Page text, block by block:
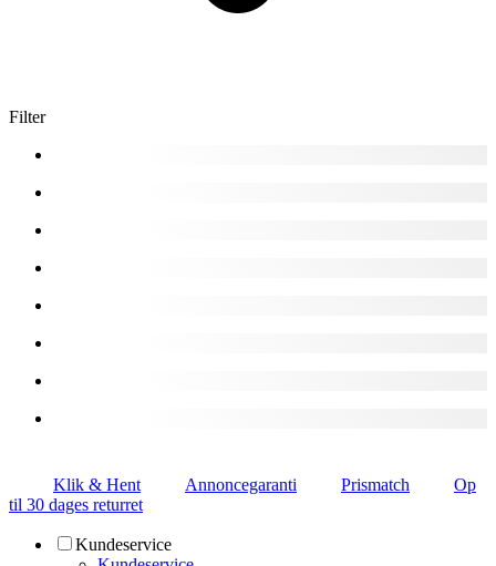
Filter
Klik & Hent Annoncegaranti Prismatch
Op
til 30 dages returret
Kundeservice